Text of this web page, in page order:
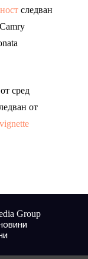
следван
сред
от
Group